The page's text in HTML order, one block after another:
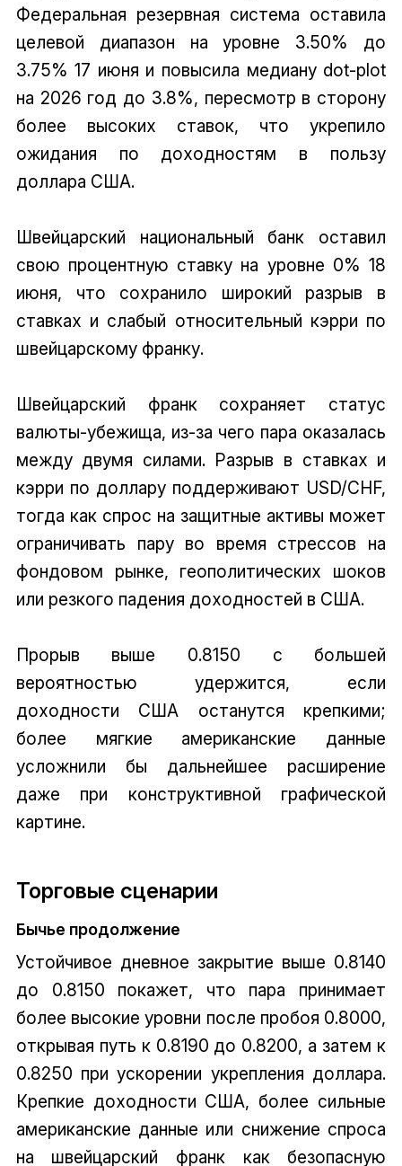
Федеральная резервная система оставила
целевой диапазон на уровне 3.50% до
3.75% 17 июня и повысила медиану dot-plot
на 2026 год до 3.8%, пересмотр в сторону
более высоких ставок, что укрепило
ожидания по доходностям в пользу
доллара США.
Швейцарский национальный банк оставил
свою процентную ставку на уровне 0% 18
июня, что сохранило широкий разрыв в
ставках и слабый относительный кэрри по
швейцарскому франку.
Швейцарский франк сохраняет статус
валюты-убежища, из-за чего пара оказалась
между двумя силами. Разрыв в ставках и
кэрри по доллару поддерживают USD/CHF,
тогда как спрос на защитные активы может
ограничивать пару во время стрессов на
фондовом рынке, геополитических шоков
или резкого падения доходностей в США.
Прорыв выше 0.8150 с большей
вероятностью удержится, если
доходности США останутся крепкими;
более мягкие американские данные
усложнили бы дальнейшее расширение
даже при конструктивной графической
картине.
Торговые сценарии
Бычье продолжение
Устойчивое дневное закрытие выше 0.8140
до 0.8150 покажет, что пара принимает
более высокие уровни после пробоя 0.8000,
открывая путь к 0.8190 до 0.8200, а затем к
0.8250 при ускорении укрепления доллара.
Крепкие доходности США, более сильные
американские данные или снижение спроса
на швейцарский франк как безопасную